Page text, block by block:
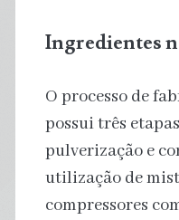
Ingredientes
O processo de
possui três
pulverização e
utilização de
compressores